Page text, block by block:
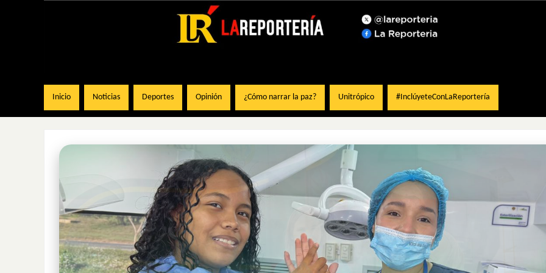
Inicio Noticias Deportes Opinión ¿Cómo narrar la paz? Unitrópico #InclúyeteConLaReportería